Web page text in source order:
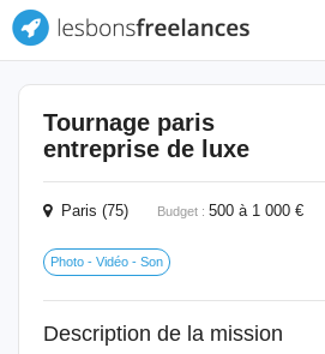
Tournage paris
entreprise de luxe
Paris (75) Budget : 500 à 1 000 €
Photo - Vidéo - Son
Description de la mission